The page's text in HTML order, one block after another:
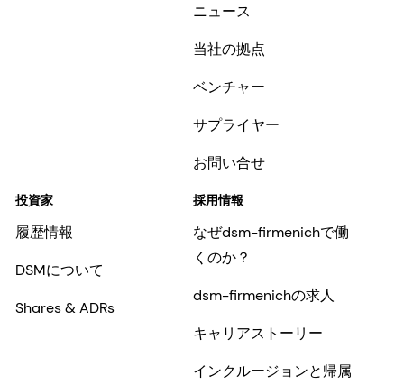
ニュース
当社の拠点
ベンチャー
サプライヤー
お問い合せ
投資家
履歴情報
DSMについて
Shares & ADRs
採用情報
なぜdsm-firmenichで働
くのか？
dsm-firmenichの求人
キャリアストーリー
インクルージョンと帰属